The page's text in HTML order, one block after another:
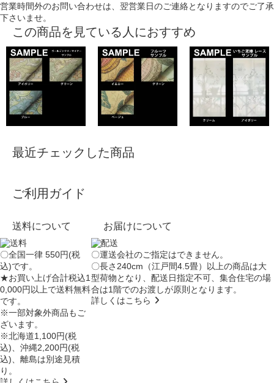
営業時間外のお問い合わせは、翌営業日のご連絡となりますのでご了承
下さいませ。
この商品を見ている人におすすめ
最近チェックした商品
ご利用ガイド
送料について
〇全国一律 550円(税
込)です。
★お買い上げ合計税込1
0,000円以上で送料無料
です。
※一部対象外商品もご
ざいます。
※北海道1,100円(税
込)、沖縄2,200円(税
込)、離島は別途見積
り。
お届けについて
〇運送会社のご指定はできません。
〇長さ240cm（江戸間4.5畳）以上の商品は大
型荷物となり、配送日指定不可 、集合住宅の場
合は1階でのお渡しが原則となります。
詳しくはこちら